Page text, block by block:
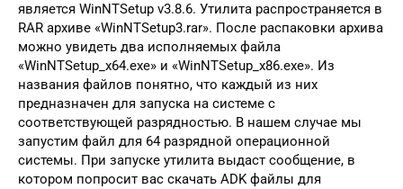
является WinNTSetup v3.8.6. Утилита распространяется в
RAR архиве «WinNTSetup3.rar». После распаковки архива
можно увидеть два исполняемых файла
«WinNTSetup_x64.exe» и «WinNTSetup_x86.exe». Из
названия файлов понятно, что каждый из них
предназначен для запуска на системе с
соответствующей разрядностью. В нашем случае мы
запустим файл для 64 разрядной операционной
системы. При запуске утилита выдаст сообщение, в
котором попросит вас скачать ADK файлы для